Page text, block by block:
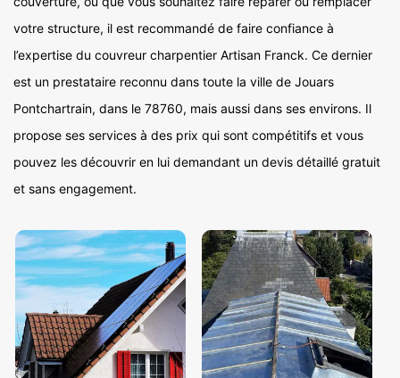
votre structure, il est recommandé de faire confiance à
l’expertise du couvreur charpentier Artisan Franck. Ce dernier
est un prestataire reconnu dans toute la ville de Jouars
Pontchartrain, dans le 78760, mais aussi dans ses environs. Il
propose ses services à des prix qui sont compétitifs et vous
pouvez les découvrir en lui demandant un devis détaillé gratuit
et sans engagement.